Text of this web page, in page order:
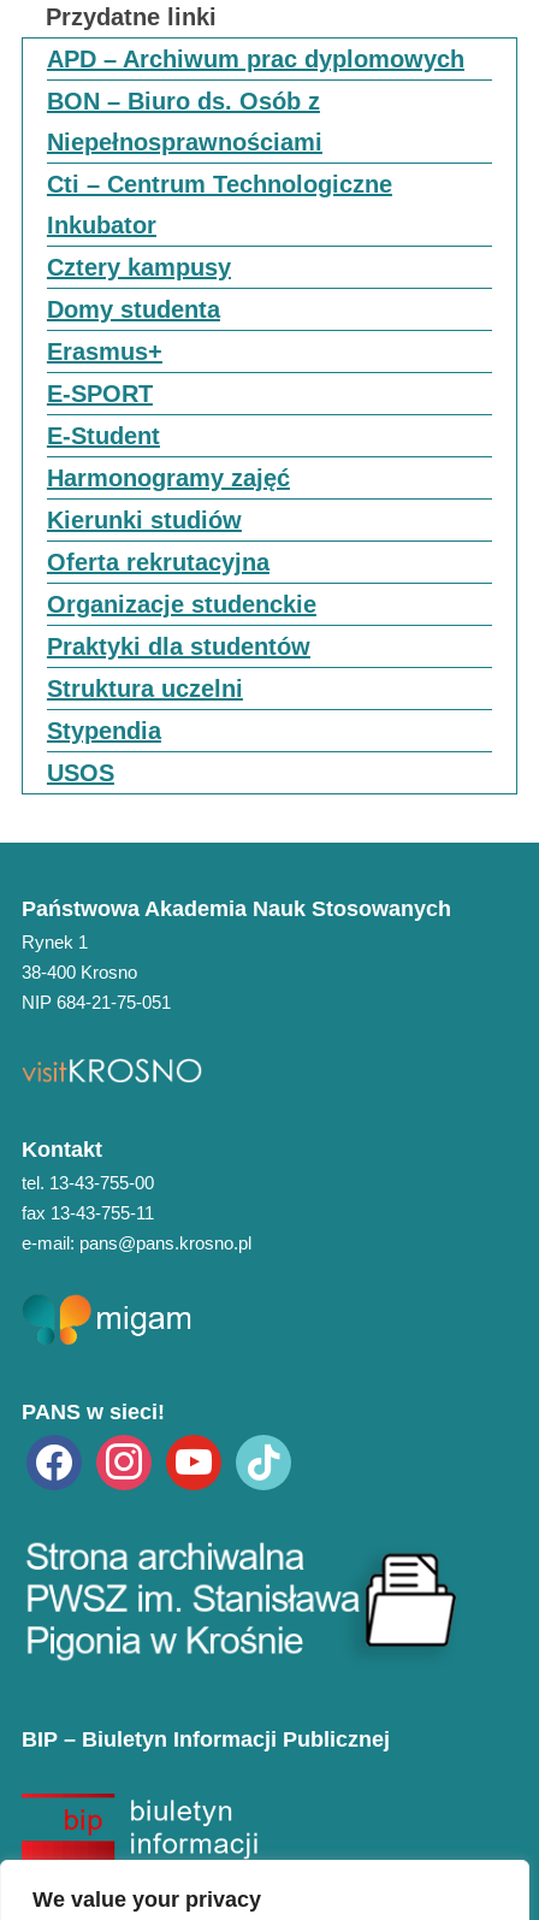
We value your privacy
Przydatne linki
APD – Archiwum prac dyplomowych
BON – Biuro ds. Osób z
Niepełnosprawnościami
Cti – Centrum Technologiczne
Inkubator
Cztery kampusy
Domy studenta
Erasmus+
E-SPORT
E-Student
Harmonogramy zajęć
Kierunki studiów
Oferta rekrutacyjna
Organizacje studenckie
Praktyki dla studentów
Struktura uczelni
Stypendia
USOS
Państwowa Akademia Nauk Stosowanych
Rynek 1
38-400 Krosno
NIP 684-21-75-051
Kontakt
tel. 13-43-755-00
fax 13-43-755-11
e-mail: pans@pans.krosno.pl
PANS w sieci!
facebook instagramyoutube tiktok
BIP – Biuletyn Informacji Publicznej